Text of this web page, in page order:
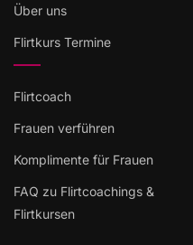
Über uns
Flirtkurs Termine
Flirtcoach
Frauen verführen
Komplimente für Frauen
FAQ zu Flirtcoachings &
Flirtkursen